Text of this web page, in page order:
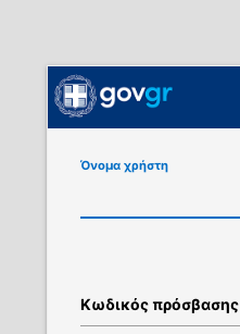
Όνομα χρήστη
Κωδικός πρόσβασης